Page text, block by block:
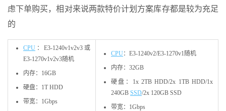
虑下单购买，相对来说两款特价计划方案库存都是较为充足
的
CPU ：E3-1240v1v2v3或
E3-1270v1v2v3随机
内存：16GB
硬盘：1T HDD
带宽：1Gbps
CPU：E3-1240v2/E3-1270v1随机
内存：32GB
硬盘：1x 2TB HDD/2x 1TB HDD/1x
240GB SSD/2x 120GB SSD
带宽：1Gbps